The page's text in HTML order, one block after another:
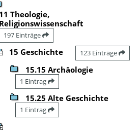
11 Theologie,
Religionswissenschaft
197 Einträge
15 Geschichte 123 Einträge
15.15 Archäologie
1 Eintrag
15.25 Alte Geschichte
1 Eintrag